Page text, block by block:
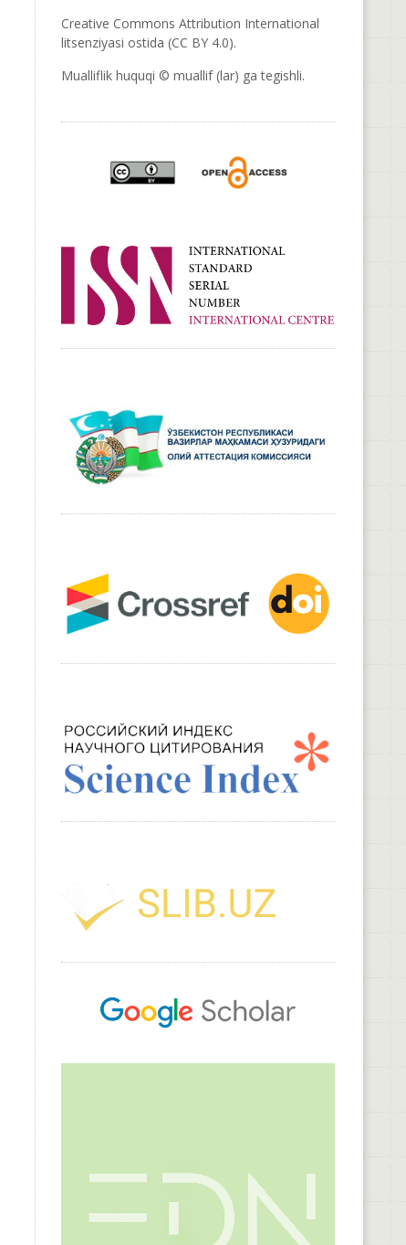
Creative Commons Attribution International
litsenziyasi ostida (CC BY 4.0).
Mualliflik huquqi © muallif (lar) ga tegishli.